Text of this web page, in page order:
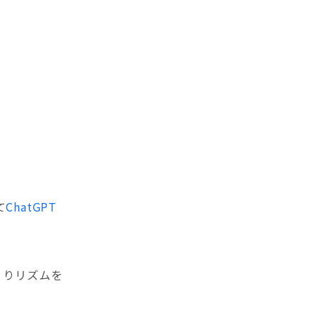
ChatGPT
リズムを